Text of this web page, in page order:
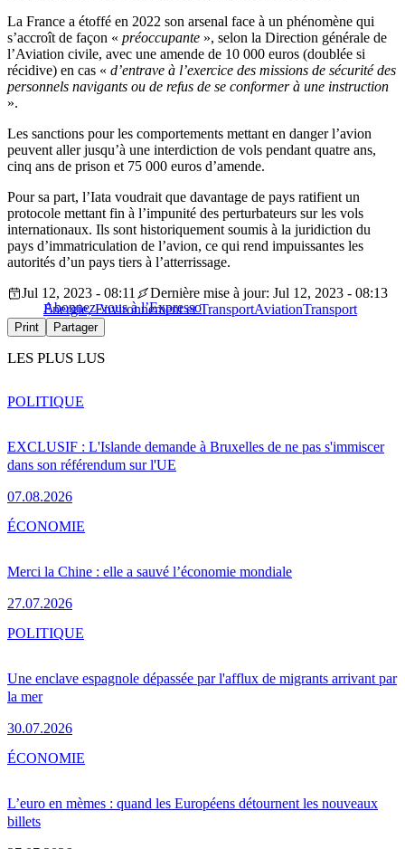
La France a étoffé en 2022 son arsenal face à un phénomène qui
s’accroît de façon « préoccupante », selon la Direction générale de
l’Aviation civile, avec une amende de 10 000 euros (doublée si
récidive) en cas « d’entrave à l’exercice des missions de sécurité des
personnels navigants ou de refus de se conformer à une instruction
».
Les sanctions pour les comportements mettant en danger l’avion
peuvent aller jusqu’à une interdiction de vols pendant quatre ans,
cinq ans de prison et 75 000 euros d’amende.
Pour sa part, l’Iata voudrait que davantage de pays ratifient un
protocole mettant fin à l’impunité des perturbateurs sur les vols
internationaux. Ils sont historiquement soumis à la juridiction du
pays d’immatriculation de l’avion, ce qui rend impuissantes les
autorités d’un pays tiers à l’atterrissage.
Abonnez-vous à l’Expresso
Jul 12, 2023 - 08:11
Dernière mise à jour: Jul 12, 2023 - 08:13
Energie, Environnement et TransportAviationTransport
Print Partager
LES PLUS LUS
EXCLUSIF : L'Islande demande à Bruxelles de ne pas s'immiscer
dans son référendum sur l'UE
07.08.2026
POLITIQUE
Merci la Chine : elle a sauvé l’économie mondiale
27.07.2026
ÉCONOMIE
Une enclave espagnole dépassée par l'afflux de migrants arrivant par
la mer
30.07.2026
POLITIQUE
L’euro en mèmes : quand les Européens détournent les nouveaux
billets
ÉCONOMIE